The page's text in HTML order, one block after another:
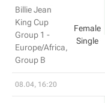
Billie Jean
King Cup
Group 1 -
Europe/Africa,
Group B
Female
Single
08.04, 16:20